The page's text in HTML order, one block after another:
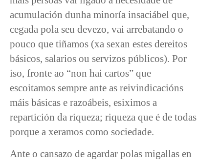
acumulación dunha minoría insaciábel que,
cegada pola seu devezo, vai arrebatando o
pouco que tiñamos (xa sexan estes dereitos
básicos, salarios ou servizos públicos). Por
iso, fronte ao “non hai cartos” que
escoitamos sempre ante as reivindicacións
máis básicas e razoábeis, esiximos a
repartición da riqueza; riqueza que é de todas
porque a xeramos como sociedade.
Ante o cansazo de agardar polas migallas en